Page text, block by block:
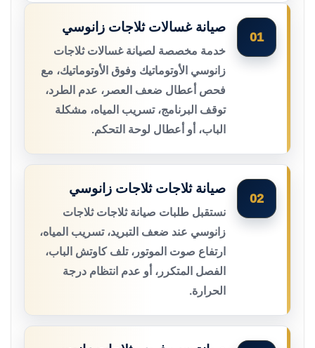
01
صيانة غسالات ثلاجات زانوسي
خدمة مخصصة لصيانة غسالات ثلاجات
زانوسي الأوتوماتيك وفوق الأوتوماتيك، مع
فحص أعطال ضعف العصر، عدم الطرد،
توقف البرنامج، تسريب المياه، مشكلة
الباب، أو أعطال لوحة التحكم.
02
صيانة ثلاجات ثلاجات زانوسي
نستقبل طلبات صيانة ثلاجات ثلاجات
زانوسي عند ضعف التبريد، تسريب المياه،
ارتفاع صوت الموتور، تلف كاوتش الباب،
الفصل المتكرر، أو عدم انتظام درجة
الحرارة.